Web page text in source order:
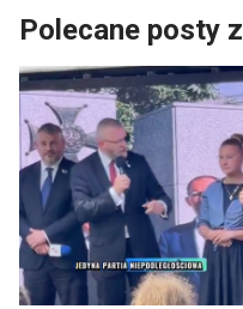
Polecane posty z